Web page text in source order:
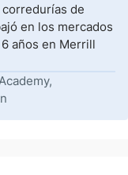
de
en los mercados
años en Merrill